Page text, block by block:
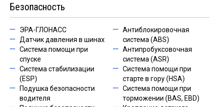
Безопасность
ЭРА-ГЛОНАСС
Датчик давления в шинах
Система помощи при
спуске
Система стабилизации
(ESP)
Подушка безопасности
водителя
Антиблокировочная
система (ABS)
Антипробуксовочная
система (ASR)
Система помощи при
старте в гору (HSA)
Система помощи при
торможении (BAS, EBD)